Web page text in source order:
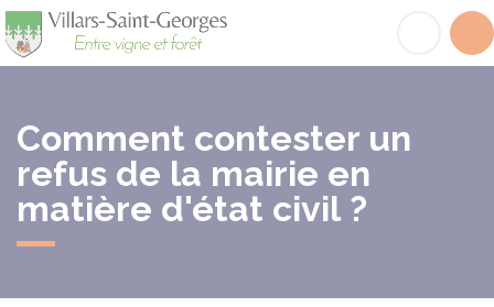
Comment contester un
refus de la mairie en
matière d'état civil ?